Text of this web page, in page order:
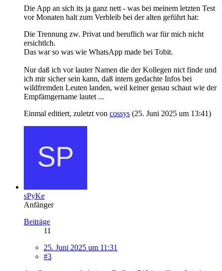
Die App an sich its ja ganz nett - was bei meinem letzten Test
vor Monaten halt zum Verbleib bei der alten geführt hat:
Die Trennung zw. Privat und beruflich war für mich nicht
ersichtlch.
Das war so was wie WhatsApp made bei Tobit.
Nur daß ich vor lauter Namen die der Kollegen nict finde und
ich mir sicher sein kann, daß intern gedachte Infos bei
wildfremden Leuten landen, weil keiner genau schaut wie der
Empfämgername lautet ...
Einmal editiert, zuletzt von cossys (25. Juni 2025 um 13:41)
sPyKe
Anfänger
Beiträge
11
25. Juni 2025 um 11:31
#3